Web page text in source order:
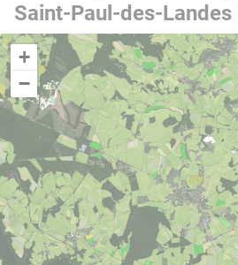
Saint-Paul-des-Landes
+
−